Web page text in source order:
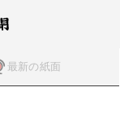
最新の紙面